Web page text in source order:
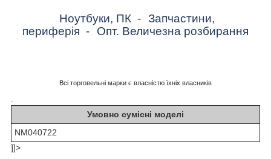
Ноутбуки, ПК - Запчастини,
периферія - Опт. Величезна розбирання
Всі торговельні марки є власністю їхніх власників
Умовно сумісні моделі
NM040722
]]>